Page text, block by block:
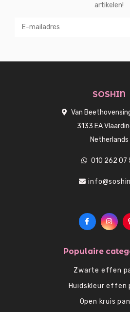
artikelen!
SOSHIN
Van
3133 EA
Netherlands
010 262 07
Populaire
Zwarte effen
Huidskleur effen
Open kruis